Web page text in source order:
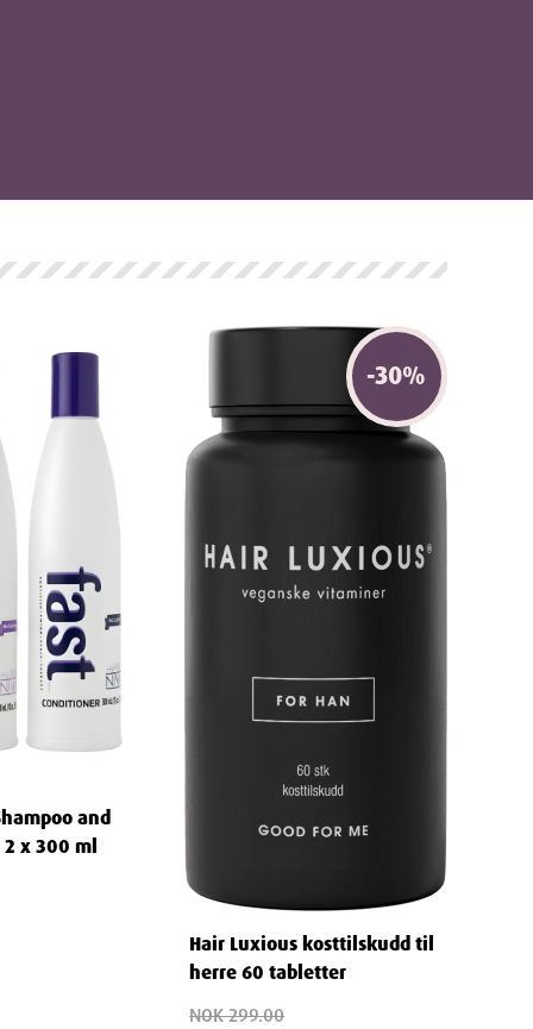
and
x 300 ml
-30%
Hair Luxious kosttilskudd til
herre 60 tabletter
NOK 299.00